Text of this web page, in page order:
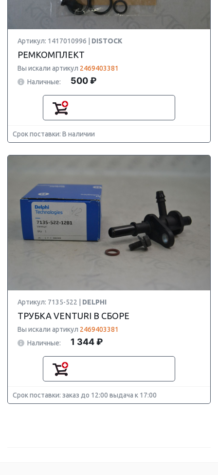
Артикул: 1417010996 | DISTOCK
РЕМКОМПЛЕКТ
Вы искали артикул 2469403381
Наличные:
500 ₽
Срок поставки: В наличии
Артикул: 7135-522 | DELPHI
ТРУБКА VENTURI В СБОРЕ
Вы искали артикул 2469403381
Наличные:
1 344 ₽
Срок поставки: заказ до 12:00 выдача к 17:00